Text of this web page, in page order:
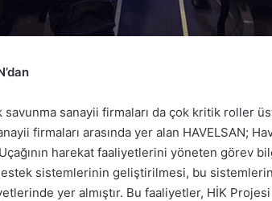
savunma sanayii firmaları da çok kritik roller
firmaları arasında yer alan HAVELSAN;
harekat faaliyetlerini yöneten görev
sistemlerinin geliştirilmesi, bu
yer almıştır. Bu faaliyetler, HİK